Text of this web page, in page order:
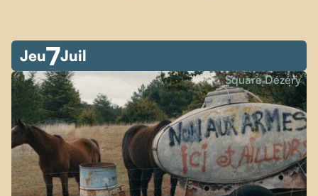
Jeu7Juil
Square Dézéry